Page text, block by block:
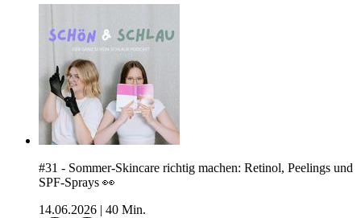
#31 - Sommer-Skincare richtig machen: Retinol, Peelings und
SPF-Sprays 👀
14.06.2026
40 Min.